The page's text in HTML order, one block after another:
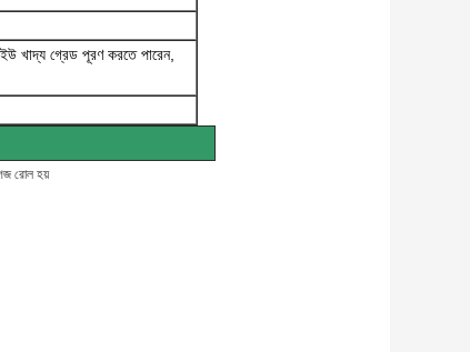
খাদ্য গ্রেড পূরণ করতে পারেন,
রোল হয়